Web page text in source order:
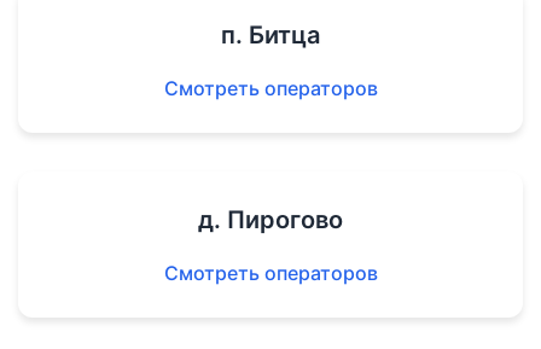
п. Битца
Смотреть операторов
д. Пирогово
Смотреть операторов